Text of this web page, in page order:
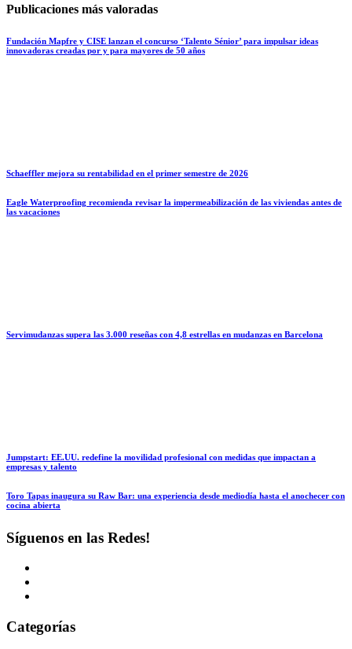
Publicaciones más valoradas
Fundación Mapfre y CISE lanzan el concurso ‘Talento Sénior’ para impulsar ideas
innovadoras creadas por y para mayores de 50 años
Schaeffler mejora su rentabilidad en el primer semestre de 2026
Eagle Waterproofing recomienda revisar la impermeabilización de las viviendas antes de
las vacaciones
Servimudanzas supera las 3.000 reseñas con 4,8 estrellas en mudanzas en Barcelona
Jumpstart: EE.UU. redefine la movilidad profesional con medidas que impactan a
empresas y talento
Toro Tapas inaugura su Raw Bar: una experiencia desde mediodía hasta el anochecer con
cocina abierta
Síguenos en las Redes!
Categorías